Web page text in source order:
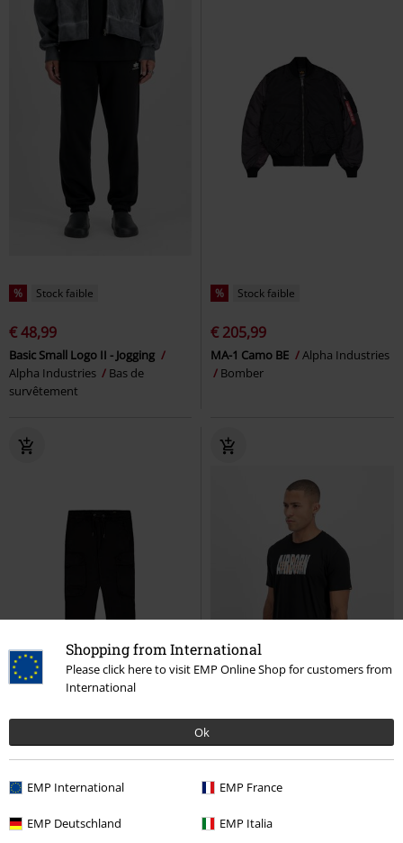
Shopping from International
Please click here to visit EMP Online Shop for customers from
International
Ok
EMP International EMP France
EMP Deutschland EMP Italia
% Stock faible
€ 48,99
Basic Small Logo II - Jogging
Alpha Industries
Bas de
survêtement
% Stock faible
€ 205,99
MA-1 Camo BE
Alpha Industries
Bomber
%
€ 59,99
Division - Pantalon
Industries
%
€ 24,79
Logo Airborn - T-Shirt
Industries